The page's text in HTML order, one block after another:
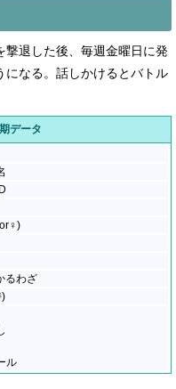
撃退した後、毎週金曜日に発
になる。話しかけるとバトル
データ
るわざ
)
ル